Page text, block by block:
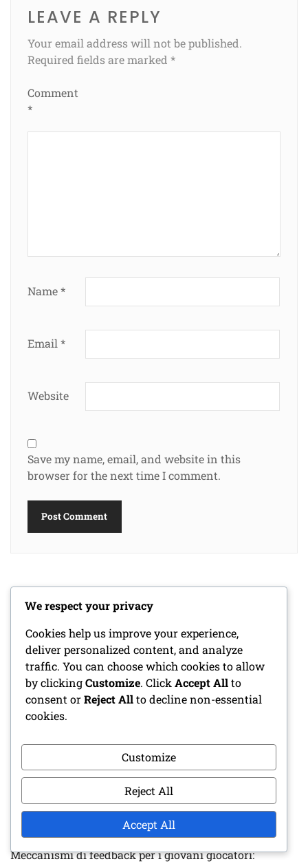
LEAVE A REPLY
Your email address will not be published.
Required fields are marked *
Comment
*
Name*
Email *
Website
Save my name, email, and website in this
browser for the next time I comment.
La nostra storia
Mettiti in contatto
Archivio del blog
ARTICOLI RECENTI
Esercizi di Pratica per la Difesa Giovanile: Sviluppo
delle abilità, Lavoro di squadra, Esercizi situazionali
Meccanismi di feedback per i giovani giocatori:
We respect your privacy
Cookies help us improve your experience,
deliver personalized content, and analyze
traffic. You can choose which cookies to allow
by clickingCustomize. Click Accept Allto
consent orReject Allto decline non-essential
cookies.
Customize
Reject All
Accept All